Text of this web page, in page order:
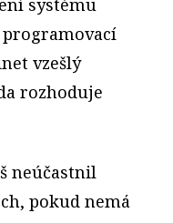
systému
vzešlý
rozhoduje
neúčastnil
pokud nemá